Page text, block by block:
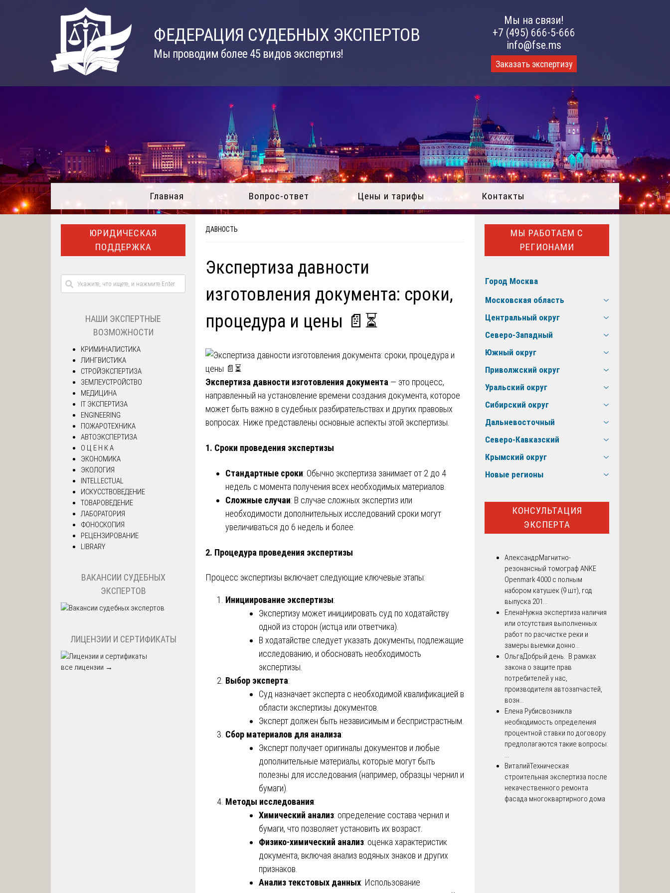
ФЕДЕРАЦИЯ СУДЕБНЫХ ЭКСПЕРТОВ
Мы проводим более 45 видов экспертиз!
Мы на связи!
+7 (495) 666-5-666
info@fse.ms
Заказать экспертизу
Главная Вопрос-ответ Цены и тарифы Контакты
ДАВНОСТЬ
Экспертиза давности
изготовления документа: сроки,
процедура и цены 📄⏳
Экспертиза давности изготовления документа — это процесс,
направленный на установление времени создания документа, которое
может быть важно в судебных разбирательствах и других правовых
вопросах. Ниже представлены основные аспекты этой экспертизы.
1. Сроки проведения экспертизы
Стандартные сроки: Обычно экспертиза занимает от 2 до 4
недель с момента получения всех необходимых материалов.
Сложные случаи: В случае сложных экспертиз или
необходимости дополнительных исследований сроки могут
увеличиваться до 6 недель и более.
2. Процедура проведения экспертизы
Процесс экспертизы включает следующие ключевые этапы:
Инициирование экспертизы:
Экспертизу может инициировать суд по ходатайству
одной из сторон (истца или ответчика).
В ходатайстве следует указать документы, подлежащие
исследованию, и обосновать необходимость
экспертизы.
Выбор эксперта:
Суд назначает эксперта с необходимой квалификацией в
области экспертизы документов.
Эксперт должен быть независимым и беспристрастным.
Сбор материалов для анализа:
Эксперт получает оригиналы документов и любые
дополнительные материалы, которые могут быть
полезны для исследования (например, образцы чернил и
бумаги).
Методы исследования:
Химический анализ: определение состава чернил и
бумаги, что позволяет установить их возраст.
Физико-химический анализ: оценка характеристик
документа, включая анализ водяных знаков и других
признаков.
Анализ текстовых данных: Использование
ЮРИДИЧЕСКАЯ
ПОДДЕРЖКА
НАШИ ЭКСПЕРТНЫЕ
ВОЗМОЖНОСТИ
КРИМИНАЛИСТИКА
ЛИНГВИСТИКА
СТРОЙЭКСПЕРТИЗА
ЗЕМЛЕУСТРОЙСТВО
МЕДИЦИНА
IT ЭКСПЕРТИЗА
ENGINEERING
ПОЖАРОТЕХНИКА
АВТОЭКСПЕРТИЗА
О Ц Е Н К А
ЭКОНОМИКА
ЭКОЛОГИЯ
INTELLECTUAL
ИСКУССТВОВЕДЕНИЕ
ТОВАРОВЕДЕНИЕ
ЛАБОРАТОРИЯ
ФОНОСКОПИЯ
РЕЦЕНЗИРОВАНИЕ
LIBRARY
ВАКАНСИИ СУДЕБНЫХ
ЭКСПЕРТОВ
ЛИЦЕНЗИИ И СЕРТИФИКАТЫ
все лицензии →
МЫ РАБОТАЕМ С
РЕГИОНАМИ
Город Москва
Московская область
Центральный округ
Северо-Западный
Южный округ
Приволжский округ
Уральский округ
Сибирский округ
Дальневосточный
Северо-Кавказский
Крымский округ
Новые регионы
КОНСУЛЬТАЦИЯ
ЭКСПЕРТА
АлександрМагнитно-
резонансный томограф ANKE
Openmark 4000 с полным
набором катушек (9 шт), год
выпуска 201...
ЕленаНужна экспертиза наличия
или отсутствия выполненных
работ по расчистке реки и
замеры выемки донно...
ОльгаДобрый день. В рамках
закона о защите прав
потребителей у нас,
производителя автозапчастей,
возн...
Елена Рубисвозникла
необходимость определения
процентной ставки по договору.
предполагаются такие вопросы:
...
ВиталийТехническая
строительная экспертиза после
некачественного ремонта
фасада многоквартирного дома